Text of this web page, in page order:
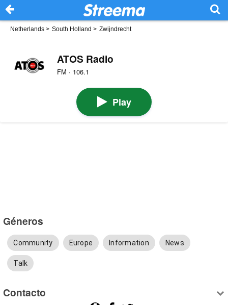
Netherlands > South Holland > Zwijndrecht
ATOS Radio
FM · 106.1
Play
Géneros
Community Europe Information News
Talk
Contacto